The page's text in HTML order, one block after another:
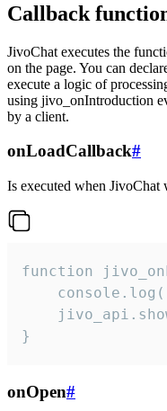
Callback
JivoChat executes the
on the page. You can
execute a logic of
using jivo_onIntroduction
by a client.
onLoadCallback#
Is executed when
function
}
onOpen#